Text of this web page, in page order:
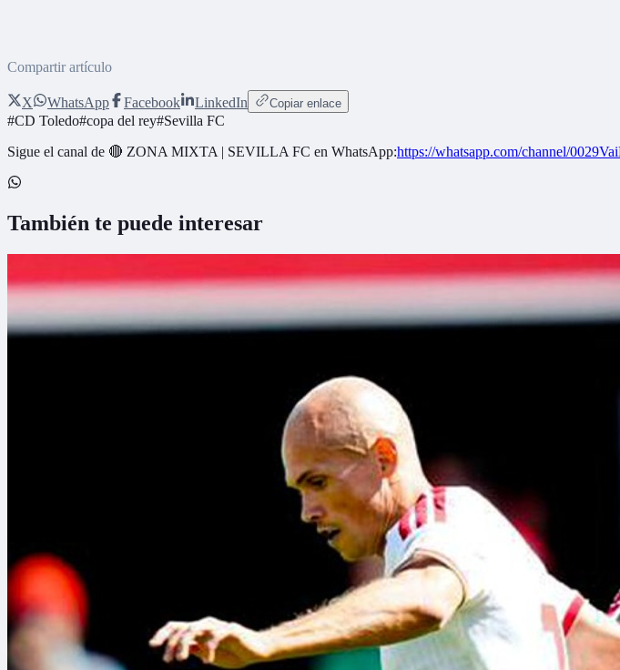
Compartir artículo
X WhatsApp Facebook LinkedIn Copiar enlace
#CD Toledo#copa del rey#Sevilla FC
Sigue el canal de 🔴 ZONA MIXTA | SEVILLA FC en WhatsApp:https://whatsapp.com/channel/
También te puede interesar